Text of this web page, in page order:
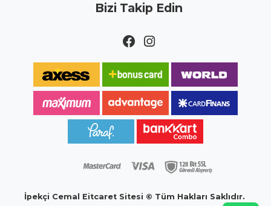
Bizi Takip Edin
İpekçi Cemal Eitcaret Sitesi © Tüm Hakları Saklıdır.